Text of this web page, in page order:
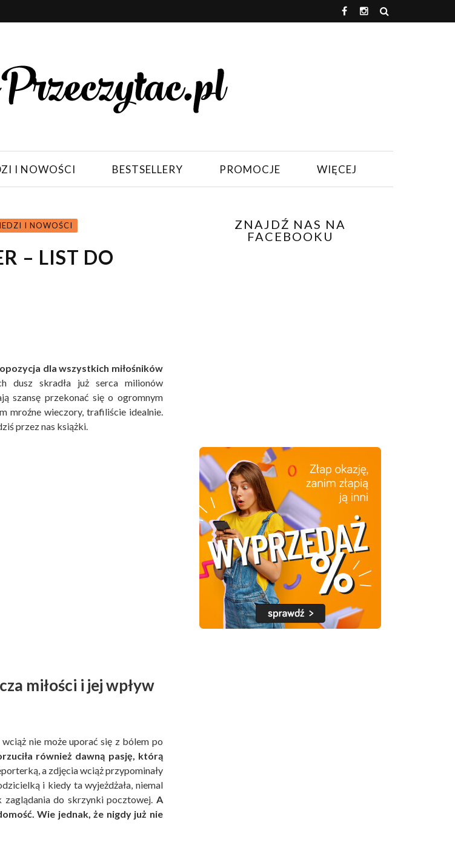
I NOWOŚCI BESTSELLERY PROMOCJE WIĘCEJ
I NOWOŚCI
– LIST DO
dla wszystkich miłośników
dusz skradła już serca milionów
szansę przekonać się o ogromnym
mroźne wieczory, trafiliście idealnie.
przez nas książki.
miłości i jej wpływ
nie może uporać się z bólem po
również dawną pasję, którą
a zdjęcia wciąż przypominały
i kiedy ta wyjeżdżała, niemal
zaglądania do skrzynki pocztowej. A
Wie jednak, że nigdy już nie
ZNAJDŹ NAS NA
FACEBOOKU